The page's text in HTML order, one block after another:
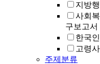
지방
사회
구보고서
한국
고령
주제분류